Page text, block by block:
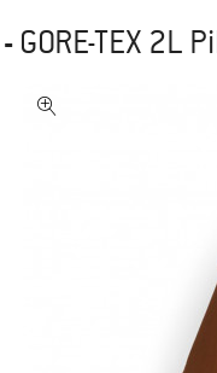
- GORE-TEX